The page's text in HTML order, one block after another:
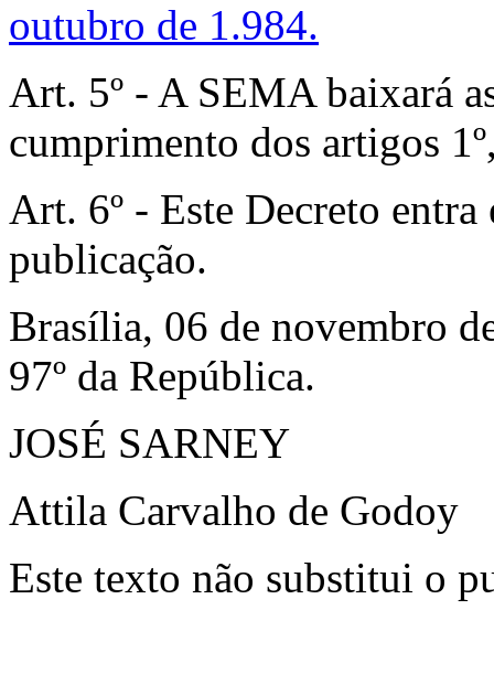
outubro de 1.984.
Art. 5º - A SEMA baixará
cumprimento dos artigos
Art. 6º - Este Decreto
publicação.
Brasília, 06 de novembro
97º da República.
JOSÉ SARNEY
Attila Carvalho de Godoy
Este texto não substitui o